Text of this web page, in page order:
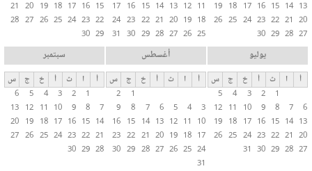
13
14
15
16
17
18
19
20
21
22
23
24
25
26
27
28
29
30
11
12
13
14
15
16
17
18
19
20
21
22
23
24
25
26
27
28
29
30
31
15
16
17
18
19
20
21
22
23
24
25
26
27
28
29
30
يوليو
أ ا ث أ خ ج
س
1
2
3
4
5
6
7
8
9
10
11
12
13
14
15
16
17
18
19
20
21
22
23
24
25
26
27
28
29
30
31
أغسطس
أ ا ث أ خ ج
س
1
2
3
4
5
6
7
8
9
10
11
12
13
14
15
16
17
18
19
20
21
22
23
24
25
26
27
28
29
30
31
سبتمبر
أ ا ث أ خ ج
س
1
2
3
4
5
6
7
8
9
10
11
12
13
14
15
16
17
18
19
20
21
22
23
24
25
26
27
28
29
30